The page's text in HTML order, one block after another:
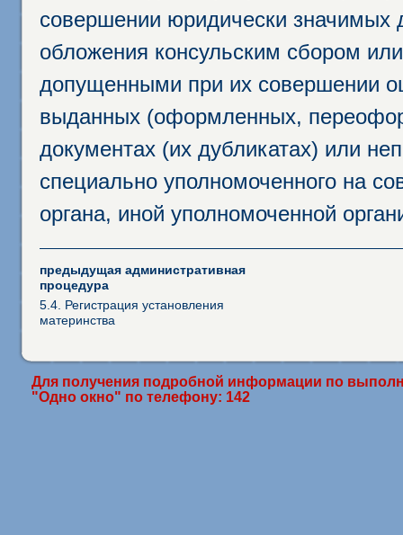
совершении юридически
обложения консульским сбором
допущенными при их совершении
выданных (оформленных,
документах (их дубликатах) или
специально уполномоченного на
органа, иной уполномоченной
предыдущая административная
процедура
5.4. Регистрация установления
материнства
Для получения подробной информации по
"Одно окно" по телефону: 142